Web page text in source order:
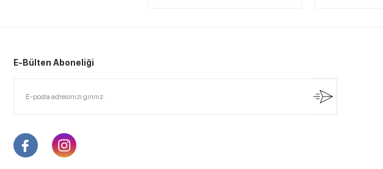
E-Bülten Aboneliği